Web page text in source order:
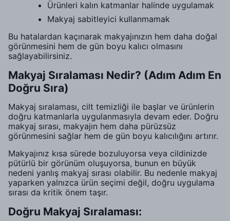
Ürünleri kalın katmanlar halinde uygulamak
Makyaj sabitleyici kullanmamak
Bu hatalardan kaçınarak makyajınızın hem daha doğal
görünmesini hem de gün boyu kalıcı olmasını
sağlayabilirsiniz.
Makyaj Sıralaması Nedir? (Adım Adım En
Doğru Sıra)
Makyaj sıralaması, cilt temizliği ile başlar ve ürünlerin
doğru katmanlarla uygulanmasıyla devam eder. Doğru
makyaj sırası, makyajın hem daha pürüzsüz
görünmesini sağlar hem de gün boyu kalıcılığını artırır.
Makyajınız kısa sürede bozuluyorsa veya cildinizde
pütürlü bir görünüm oluşuyorsa, bunun en büyük
nedeni yanlış makyaj sırası olabilir. Bu nedenle makyaj
yaparken yalnızca ürün seçimi değil, doğru uygulama
sırası da kritik önem taşır.
Doğru Makyaj Sıralaması: